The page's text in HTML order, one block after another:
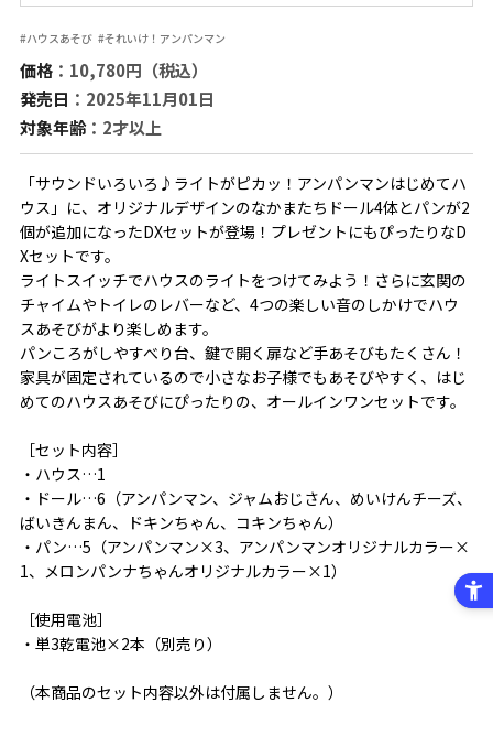
#ハウスあそび #それいけ！アンパンマン
価格：10,780円（税込）
発売日 ：2025年11月01日
対象年齢：2才以上
「サウンドいろいろ♪ライトがピカッ！アンパンマンはじめてハ
ウス」に、オリジナルデザインのなかまたちドール4体とパンが2
個が追加になったDXセットが登場！プレゼントにもぴったりなD
Xセットです。
ライトスイッチでハウスのライトをつけてみよう！さらに玄関の
チャイムやトイレのレバーなど、4つの楽しい音のしかけでハウ
スあそびがより楽しめます。
パンころがしやすべり台、鍵で開く扉など手あそびもたくさん！
家具が固定されているので小さなお子様でもあそびやすく、はじ
めてのハウスあそびにぴったりの、オールインワンセットです。
［セット内容］
・ハウス…1
・ドール…6（アンパンマン、ジャムおじさん、めいけんチーズ、
ばいきんまん、ドキンちゃん、コキンちゃん）
・パン…5（アンパンマン×3、アンパンマンオリジナルカラー×
1、メロンパンナちゃんオリジナルカラー×1）
［使用電池］
・単3乾電池×2本（別売り）
（本商品のセット内容以外は付属しません。）